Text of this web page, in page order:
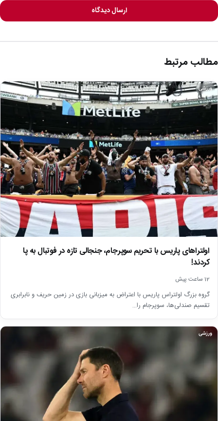
ارسال دیدگاه
مطالب مرتبط
ورزشی
اولتراهای پاریس با تحریم سوپرجام، جنجالی تازه در فوتبال به پا
کردند!
12 ساعت پیش
گروه بزرگ اولتراس پاریس با اعتراض به میزبانی بازی در زمین حریف و نابرابری
تقسیم صندلی‌ها، سوپرجام را…
ورزشی